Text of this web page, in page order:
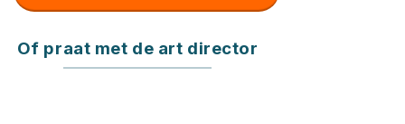
Of praat met de art director